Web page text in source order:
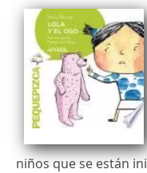
niños que se están